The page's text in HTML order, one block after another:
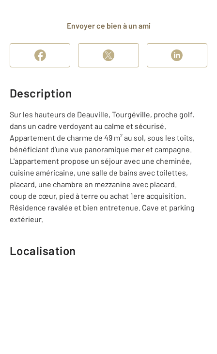
Envoyer ce bien à un ami
Description
Sur les hauteurs de Deauville, Tourgéville, proche golf,
dans un cadre verdoyant au calme et sécurisé.
Appartement de charme de 49 m² au sol, sous les toits,
bénéficiant d'une vue panoramique mer et campagne.
L'appartement propose un séjour avec une cheminée,
cuisine américaine, une salle de bains avec toilettes,
placard, une chambre en mezzanine avec placard.
coup de cœur, pied à terre ou achat 1ere acquisition.
Résidence ravalée et bien entretenue. Cave et parking
extérieur.
Localisation